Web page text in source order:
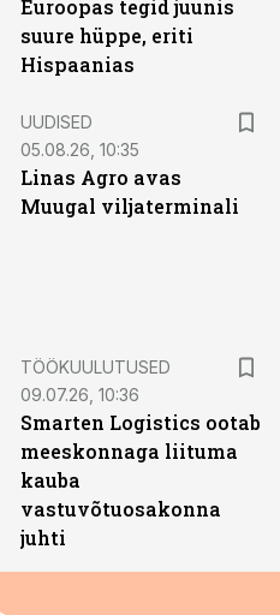
Euroopas tegid juunis
suure hüppe, eriti
Hispaanias
UUDISED
05.08.26, 10:35
Linas Agro avas
Muugal viljaterminali
TÖÖKUULUTUSED
09.07.26, 10:36
Smarten Logistics ootab
meeskonnaga liituma
kauba
vastuvõtuosakonna
juhti